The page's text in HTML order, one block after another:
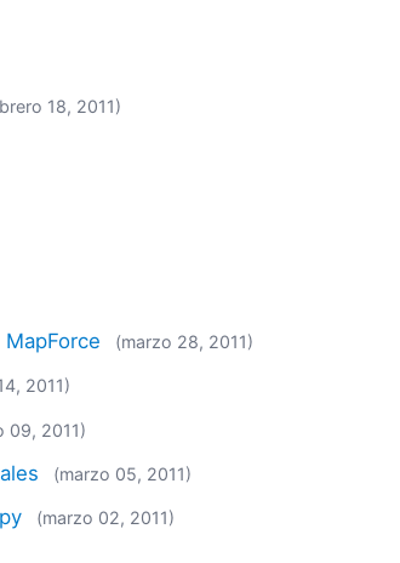
18, 2011)
(marzo 28, 2011)
2011)
09, 2011)
(marzo 05, 2011)
(marzo 02, 2011)